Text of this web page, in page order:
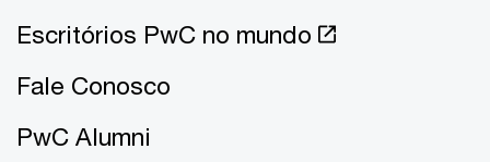
Escritórios PwC no mundo
Fale Conosco
PwC Alumni